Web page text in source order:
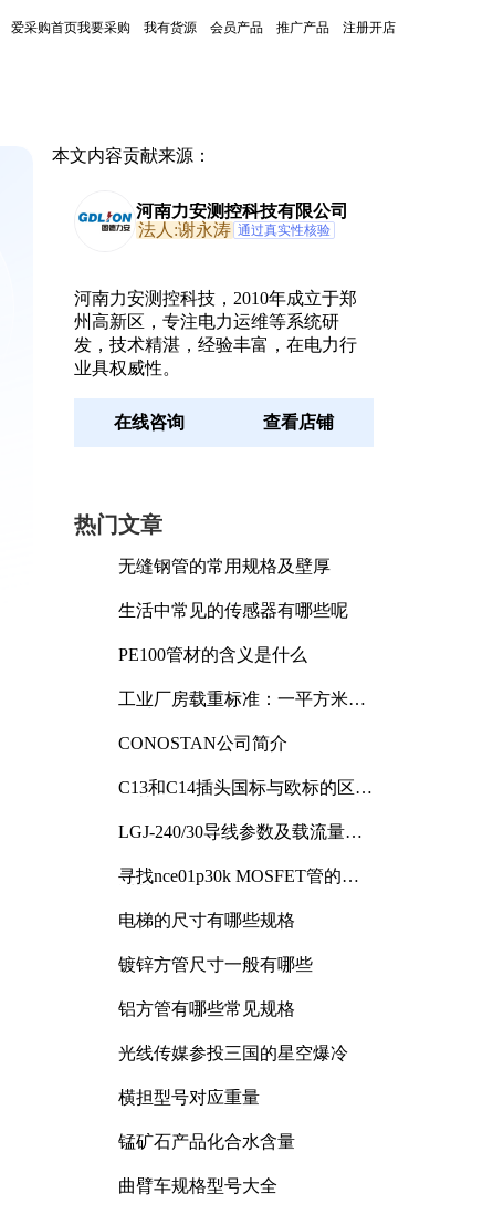
爱采购首页我要采购 我有货源 会员产品 推广产品 注册开店
本文内容贡献来源：
河南力安测控科技有限公司
法人:谢永涛 通过真实性核验
河南力安测控科技，2010年成立于郑
州高新区，专注电力运维等系统研
发，技术精湛，经验丰富，在电力行
业具权威性。
在线咨询 查看店铺
热门文章
无缝钢管的常用规格及壁厚
生活中常见的传感器有哪些呢
PE100管材的含义是什么
工业厂房载重标准：一平方米能
CONOSTAN公司简介
C13和C14插头国标与欧标的区别
LGJ-240/30导线参数及载流量解
寻找nce01p30k MOSFET管的合
电梯的尺寸有哪些规格
镀锌方管尺寸一般有哪些
铝方管有哪些常见规格
光线传媒参投三国的星空爆冷
横担型号对应重量
锰矿石产品化合水含量
曲臂车规格型号大全